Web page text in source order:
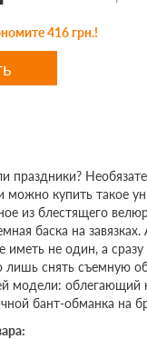
416 грн.!
праздники?
можно купить такое
из блестящего
баска на завязках.
не один, а сразу
лишь снять съемную
модели: облегающий
бант-обманка на